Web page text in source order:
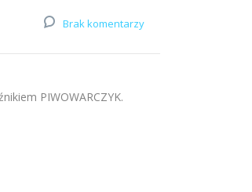
Brak komentarzy
PIWOWARCZYK.